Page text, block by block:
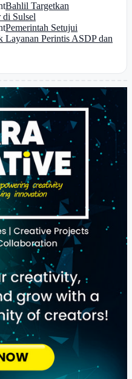
Bahlil Targetkan
di Sulsel
Pemerintah Setujui
Layanan Perintis ASDP dan